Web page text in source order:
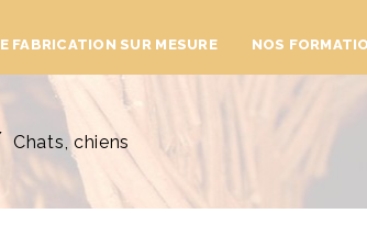
FABRICATION SUR MESURE NOS
Chats, chiens